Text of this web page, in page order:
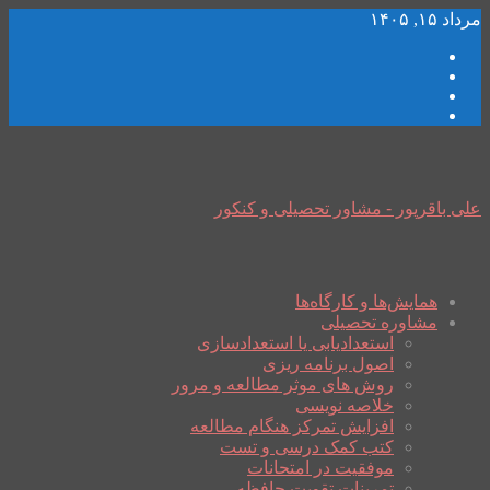
مرداد ۱۵, ۱۴۰۵
علی باقرپور - مشاور تحصیلی و کنکور
همایش‌ها و کارگاه‌ها
مشاوره تحصیلی
استعدادیابی یا استعدادسازی
اصول برنامه ریزی
روش های موثر مطالعه و مرور
خلاصه نویسی
افزایش تمرکز هنگام مطالعه
کتب کمک درسی و تست
موفقیت در امتحانات